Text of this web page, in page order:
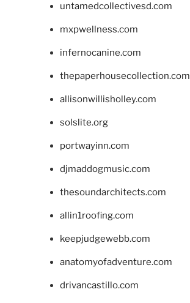
untamedcollectivesd.com
mxpwellness.com
infernocanine.com
thepaperhousecollection.com
allisonwillisholley.com
solslite.org
portwayinn.com
djmaddogmusic.com
thesoundarchitects.com
allin1roofing.com
keepjudgewebb.com
anatomyofadventure.com
drivancastillo.com